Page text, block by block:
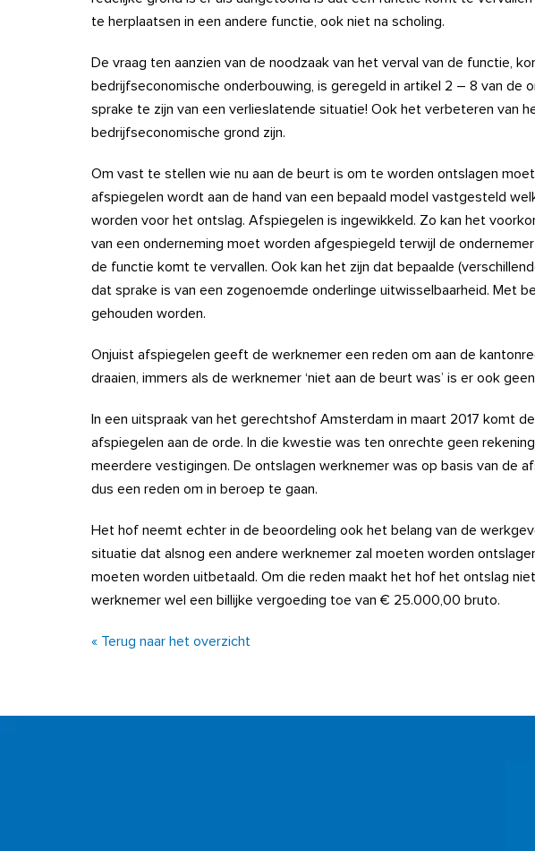
te herplaatsen in een andere functie, ook niet na scholing.
De vraag ten aanzien van de noodzaak van het verval van de functie,
bedrijfseconomische onderbouwing, is geregeld in artikel 2 – 8 van de
sprake te zijn van een verlieslatende situatie! Ook het verbeteren van
bedrijfseconomische grond zijn.
Om vast te stellen wie nu aan de beurt is om te worden ontslagen
afspiegelen wordt aan de hand van een bepaald model vastgesteld
worden voor het ontslag. Afspiegelen is ingewikkeld. Zo kan het
van een onderneming moet worden afgespiegeld terwijl de
de functie komt te vervallen. Ook kan het zijn dat bepaalde
dat sprake is van een zogenoemde onderlinge uitwisselbaarheid. Met
gehouden worden.
Onjuist afspiegelen geeft de werknemer een reden om aan de
draaien, immers als de werknemer ‘niet aan de beurt was’ is er ook
In een uitspraak van het gerechtshof Amsterdam in maart 2017 komt
afspiegelen aan de orde. In die kwestie was ten onrechte geen
meerdere vestigingen. De ontslagen werknemer was op basis van de
dus een reden om in beroep te gaan.
Het hof neemt echter in de beoordeling ook het belang van de
situatie dat alsnog een andere werknemer zal moeten worden
moeten worden uitbetaald. Om die reden maakt het hof het ontslag
werknemer wel een billijke vergoeding toe van € 25.000,00 bruto.
« Terug naar het overzicht